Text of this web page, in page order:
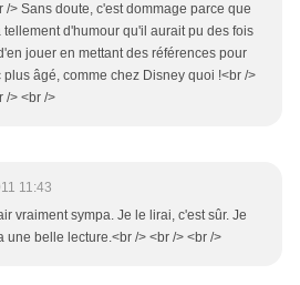
/> Sans doute, c'est dommage parce que
tellement d'humour qu'il aurait pu des fois
jouer en mettant des références pour
plus âgé, comme chez Disney quoi !<br />
/> <br />
11:43
vraiment sympa. Je le lirai, c'est sûr. Je
une belle lecture.<br /> <br /> <br />